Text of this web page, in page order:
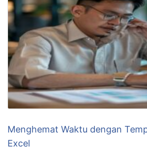
Menghemat Waktu dengan
Excel